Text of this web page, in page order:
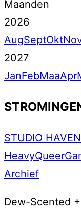
Maanden
2026
AugSeptOkt
2027
JanFebMaaApr
STUDIO HAVEN
HeavyQueer
Archief
Dew-Scented